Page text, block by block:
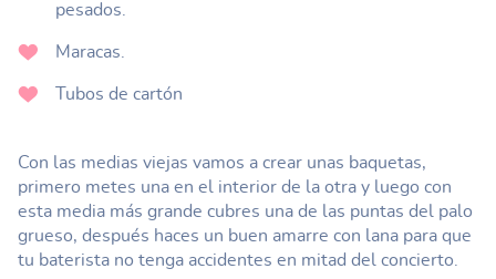
pesados.
Maracas.
Tubos de cartón
Con las medias viejas vamos a crear unas baquetas,
primero metes una en el interior de la otra y luego con
esta media más grande cubres una de las puntas del palo
grueso, después haces un buen amarre con lana para que
tu baterista no tenga accidentes en mitad del concierto.